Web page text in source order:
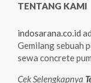
TENTANG KAMI
indosarana.co.id
Gemilang sebuah
sewa concrete
Cek Selengkapnya